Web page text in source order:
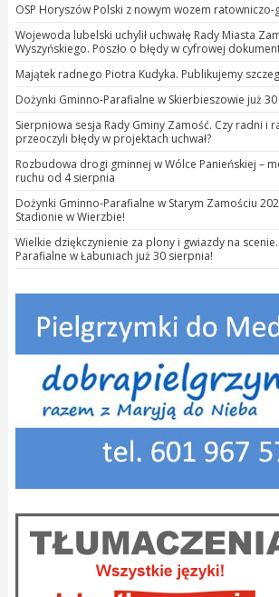
OSP Horyszów Polski z nowym wozem ratowniczo-
Wojewoda lubelski uchylił uchwałę Rady Miasta
Wyszyńskiego. Poszło o błędy w cyfrowej
Majątek radnego Piotra Kudyka. Publikujemy
Dożynki Gminno-Parafialne w Skierbieszowie już
Sierpniowa sesja Rady Gminy Zamość. Czy radni i
przeoczyli błędy w projektach uchwał?
Rozbudowa drogi gminnej w Wólce Panieńskiej –
ruchu od 4 sierpnia
Dożynki Gminno-Parafialne w Starym Zamościu
Stadionie w Wierzbie!
Wielkie dziękczynienie za plony i gwiazdy na
Parafialne w Łabuniach już 30 sierpnia!